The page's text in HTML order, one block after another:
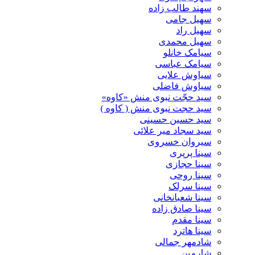
سهند طالب زاده
سهیل جامی
سهیل راد
سهیل محمدی
سیامک خانلو
سیامک عباسی
سیاوش علایی
سیاوش فاضلی
سید حجّت نبوی منش «کاوه»
سید حجت نبوی منش ( کاوه )
سید حسین حسینى
سید سجاد میر علائی
سیروان خسروی
سینا پرپری
سینا حجازی
سینا روحی
سینا سرلک
سینا شعبانخانی
سینا صادق زاده
سینا مقدم
سینا هاترد
شادمهر جمالی